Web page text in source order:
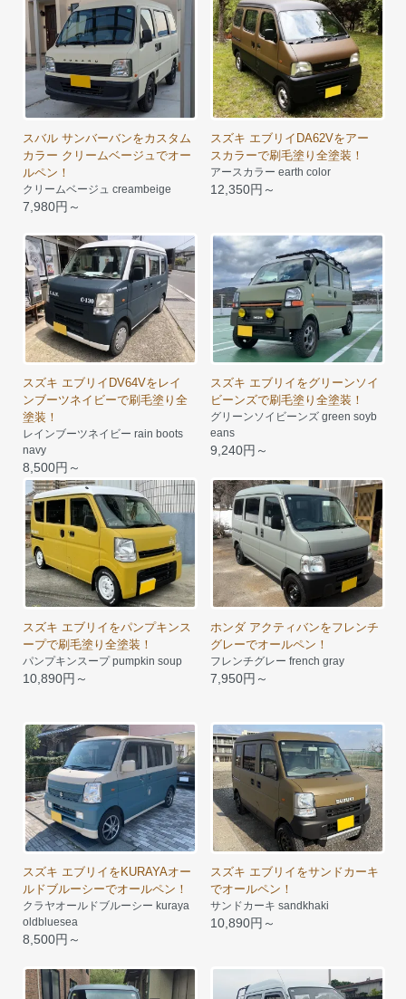
スバル サンバーバンをカスタム
カラー クリームベージュでオー
ルペン！
クリームベージュ creambeige
7,980円～
スズキ エブリイDA62Vをアー
スカラーで刷毛塗り全塗装！
アースカラー earth color
12,350円～
スズキ エブリイDV64Vをレイ
ンブーツネイビーで刷毛塗り全
塗装！
レインブーツネイビー rain boots
navy
8,500円～
スズキ エブリイをグリーンソイ
ビーンズで刷毛塗り全塗装！
グリーンソイビーンズ green soyb
eans
9,240円～
スズキ エブリイをパンプキンス
ープで刷毛塗り全塗装！
パンプキンスープ pumpkin soup
10,890円～
ホンダ アクティバンをフレンチ
グレーでオールペン！
フレンチグレー french gray
7,950円～
スズキ エブリイをKURAYAオー
ルドブルーシーでオールペン！
クラヤオールドブルーシー kuraya
oldbluesea
8,500円～
スズキ エブリイをサンドカーキ
でオールペン！
サンドカーキ sandkhaki
10,890円～